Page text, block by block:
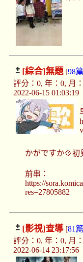
[綜合]無題[98
評分：0, 年：0, 月
2022-06-15 01:03:19
かがですか💠初
前串：
https://
res=27805882
[影視]查導[81
評分：0, 年：0, 月
2022-06-14 23:17:56